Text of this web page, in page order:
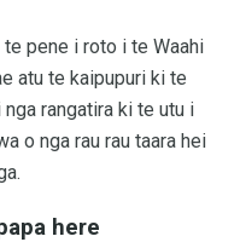
pene i roto i te Waahi
atu te kaipupuri ki te
rangatira ki te utu i
o nga rau rau taara hei
here